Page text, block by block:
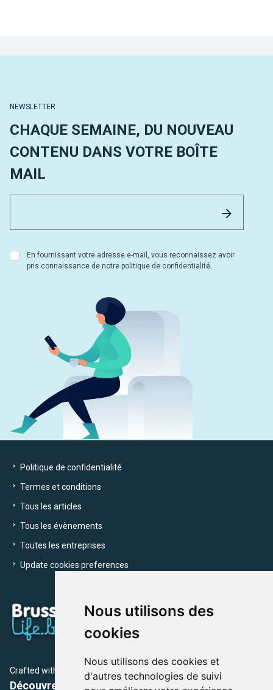
Nous utilisons des
cookies
Nous utilisons des cookies et
d'autres technologies de suivi
NEWSLETTER
CHAQUE SEMAINE, DU NOUVEAU
CONTENU DANS VOTRE BOÎTE
MAIL
En fournissant votre adresse e-mail, vous reconnaissez avoir
pris connaissance de notre politique de confidentialité.
Politique de confidentialité
Termes et conditions
Tous les articles
Tous les évènements
Toutes les entreprises
Update cookies preferences
Crafted with by Brusselslife Team
Découvrez plus de 12 000 adresses et événements